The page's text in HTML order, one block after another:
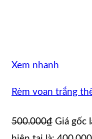
Xem nhanh
Rèm voan trắng
500.000₫ Giá gốc